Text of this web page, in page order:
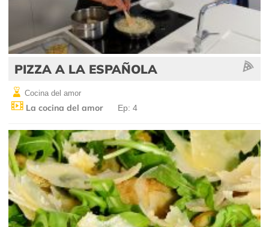
PIZZA A LA ESPAÑOLA
Cocina del amor
La cocina del amor Ep: 4